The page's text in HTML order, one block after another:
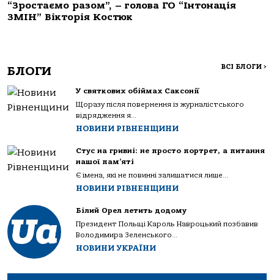
“Зростаємо разом”, – голова ГО “Інтонація
ЗМІН” Вікторія Костюк
БЛОГИ ВСІ БЛОГИ >
У святкових обіймах Саксонії
Щоразу після повернення із журналістського
відрядження я...
НОВИНИ РІВНЕНЩИНИ
Стус на гривні: не просто портрет, а питання
нашої пам’яті
Є імена, які не повинні залишатися лише...
НОВИНИ РІВНЕНЩИНИ
Білий Орел летить додому
Президент Польщі Кароль Навроцький позбавив
Володимира Зеленського...
НОВИНИ УКРАЇНИ